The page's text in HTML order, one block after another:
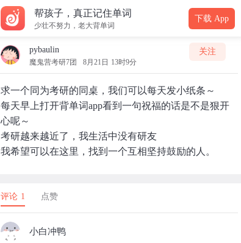
帮孩子，真正记住单词
少壮不努力，老大背单词
下载 App
pybaulin
魔鬼营考研7团 8月21日 13时9分
关注
求一个同为考研的同桌，我们可以每天发小纸条～
每天早上打开背单词app看到一句祝福的话是不是狠开
心呢～
考研越来越近了，我生活中没有研友
我希望可以在这里，找到一个互相坚持鼓励的人。
评论 1 点赞
小白冲鸭